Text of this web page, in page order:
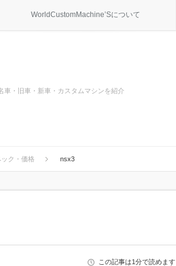
WorldCustomMachine’Sについて
車・旧車・新車・カスタムマシンを紹介
ク・価格 nsx3
この記事は1分で読めます